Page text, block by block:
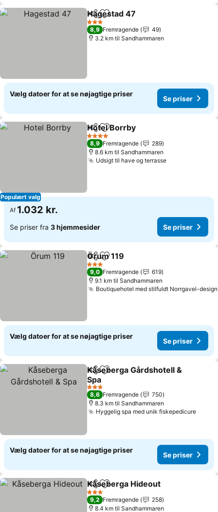
Del Føj til favoritter
Hagestad 47
3 Stjerner
8,9 Fremragende
49
3.2 km til Sandhammaren
Vælg datoer for at se nøjagtige priser
Se priser
Populært valg
Del Føj til favoritter
Hotel Borrby
4 Stjerner
8,9 Fremragende
289
8.6 km til Sandhammaren
Udsigt til have og terrasseSe priser
Af 1.032 kr.
Se priser fra 3 hjemmesider Se priser
Del Føj til favoritter
Örum 119
3 Stjerner
9,0 Fremragende
619
9.1 km til Sandhammaren
Boutiquehotel med stilfuldt Norrgavel-design
Vælg datoer for at se nøjagtige priser
Se priser
Del Føj til favoritter
Kåseberga Gårdshotell &
Spa
Se priser
3 Stjerner
8,6 Fremragende
750
8.3 km til Sandhammaren
Hyggelig spa med unik fiskepedicureSe
Vælg datoer for at se nøjagtige priser
Se priser
Del Føj til favoritter
Kåseberga Hideout
3 Stjerner
9,2 Fremragende
258
8.4 km til Sandhammaren